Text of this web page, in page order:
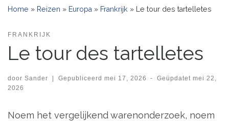
Home » Reizen » Europa » Frankrijk » Le tour des tartelletes
FRANKRIJK
Le tour des tartelletes
door Sander | Gepubliceerd mei 17, 2026 - Geüpdatetmei 22,
2026
Noem het vergelijkend warenonderzoek, noem